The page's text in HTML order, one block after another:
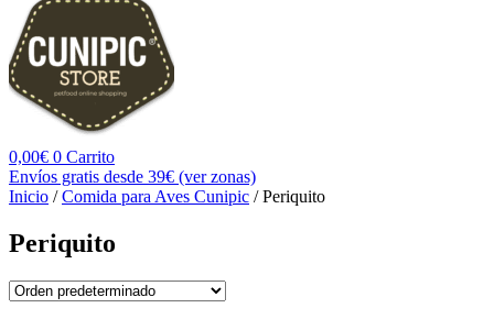
0,00€ 0 Carrito
Envíos gratis desde 39€ (ver zonas)
Inicio /Comida para Aves Cunipic / Periquito
Periquito